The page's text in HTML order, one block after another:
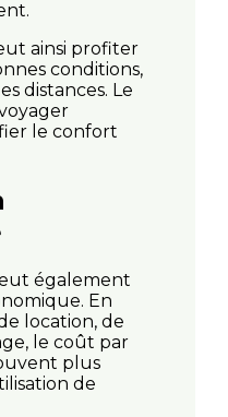
ainsi profiter
conditions,
distances. Le
le confort
également
En
location, de
le coût par
plus
de